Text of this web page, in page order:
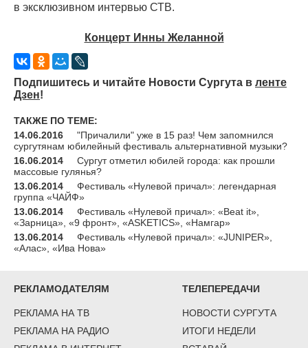
в эксклюзивном интервью СТВ.
Концерт Инны Желанной
Подпишитесь и читайте Новости Сургута в ленте
Дзен!
ТАКЖЕ ПО ТЕМЕ:
14.06.2016
"Причалили" уже в 15 раз! Чем запомнился
сургутянам юбилейный фестиваль альтернативной музыки?
16.06.2014
Сургут отметил юбилей города: как прошли
массовые гулянья?
13.06.2014
Фестиваль «Нулевой причал»: легендарная
группа «ЧАЙФ»
13.06.2014
Фестиваль «Нулевой причал»: «Beat it»,
«Зарница», «9 фронт», «ASKETICS», «Намгар»
13.06.2014
Фестиваль «Нулевой причал»: «JUNIPER»,
«Алас», «Ива Нова»
РЕКЛАМОДАТЕЛЯМ
РЕКЛАМА НА ТВ
РЕКЛАМА НА РАДИО
ТЕЛЕПЕРЕДАЧИ
НОВОСТИ СУРГУТА
ИТОГИ НЕДЕЛИ